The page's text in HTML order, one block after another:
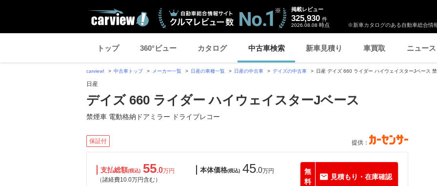
※新車カタログのある自動車総合情
掲載レビュー
325,930 件
2026.08.08 時点
トップ 360°ビュー カタログ 中古車検索 新車見積り 車買取 ニュース
carview! 中古車トップ メーカー一覧 日産の車種一覧 日産の中古車 デイズの中古車 日産 デイズ 660 ライダー ハイウェイスターJベース
日産
デイズ 660 ライダー ハイウェイスターJベース
禁煙車 電動格納ドアミラー ドライブレコー
保証付 提供：
支払総額(税込) 55.0万円
（諸経費10.0万円含む）
本体価格(税込) 45.0万円
無
料
見積もり・在庫確認